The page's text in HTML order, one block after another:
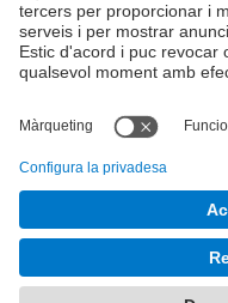
E-mail :
Formulari de
Junta PAS
Desenvolupat